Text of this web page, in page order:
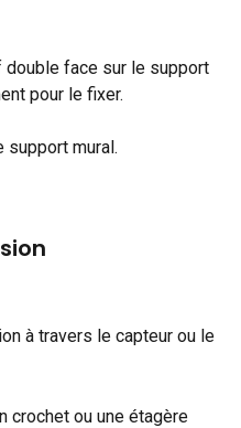
face sur le support
pour le fixer.
support mural.
à travers le capteur ou le
crochet ou une étagère